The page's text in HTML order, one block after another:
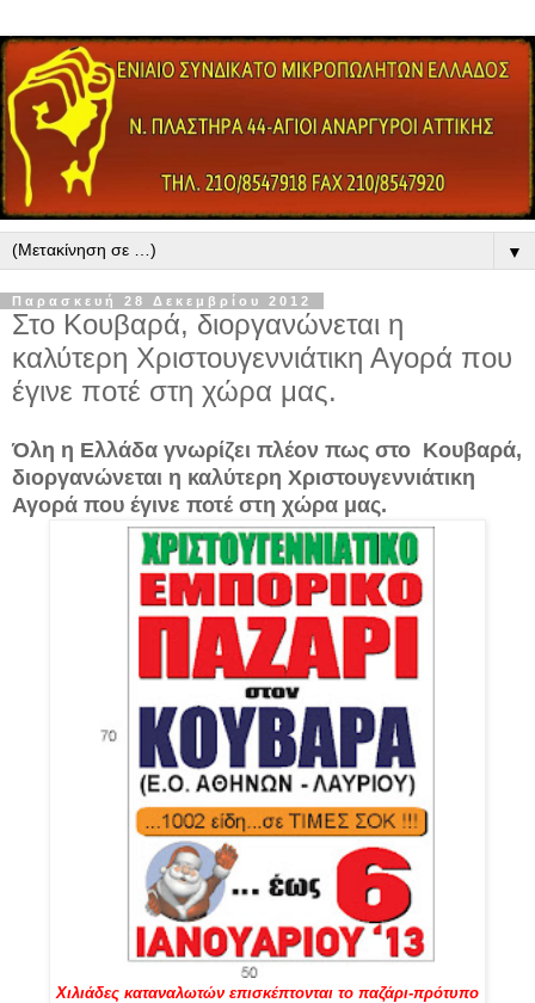
▼
Παρασκευή 28 Δεκεμβρίου 2012
Στο Κουβαρά, διοργανώνεται η
καλύτερη Χριστουγεννιάτικη Αγορά που
έγινε ποτέ στη χώρα μας.
Όλη η Ελλάδα γνωρίζει πλέον πως στο Κουβαρά,
διοργανώνεται η καλύτερη Χριστουγεννιάτικη
Αγορά που έγινε ποτέ στη χώρα μας.
Χιλιάδες καταναλωτών επισκέπτονται το παζάρι-πρότυπο